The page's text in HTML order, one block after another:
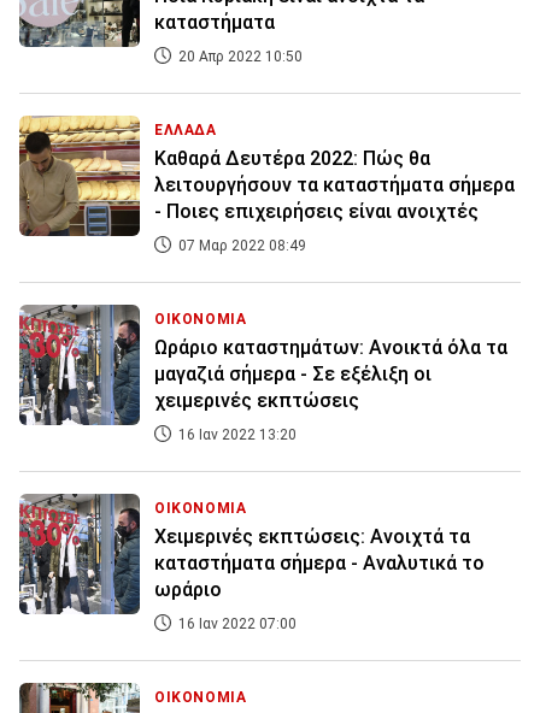
καταστήματα
20 Απρ 2022 10:50
ΕΛΛΑΔΑ
Καθαρά Δευτέρα 2022: Πώς θα
λειτουργήσουν τα καταστήματα σήμερα
- Ποιες επιχειρήσεις είναι ανοιχτές
07 Μαρ 2022 08:49
ΟΙΚΟΝΟΜΙΑ
Ωράριο καταστημάτων: Ανοικτά όλα τα
μαγαζιά σήμερα - Σε εξέλιξη οι
χειμερινές εκπτώσεις
16 Ιαν 2022 13:20
ΟΙΚΟΝΟΜΙΑ
Χειμερινές εκπτώσεις: Ανοιχτά τα
καταστήματα σήμερα - Αναλυτικά το
ωράριο
16 Ιαν 2022 07:00
ΟΙΚΟΝΟΜΙΑ